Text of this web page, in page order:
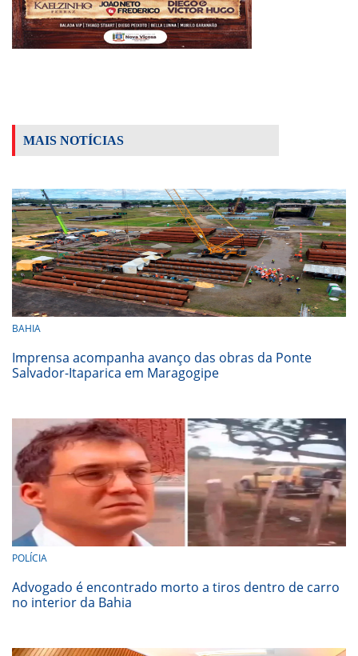
MAIS NOTÍCIAS
BAHIA
Imprensa acompanha avanço das obras da Ponte
Salvador-Itaparica em Maragogipe
POLÍCIA
Advogado é encontrado morto a tiros dentro de carro
no interior da Bahia